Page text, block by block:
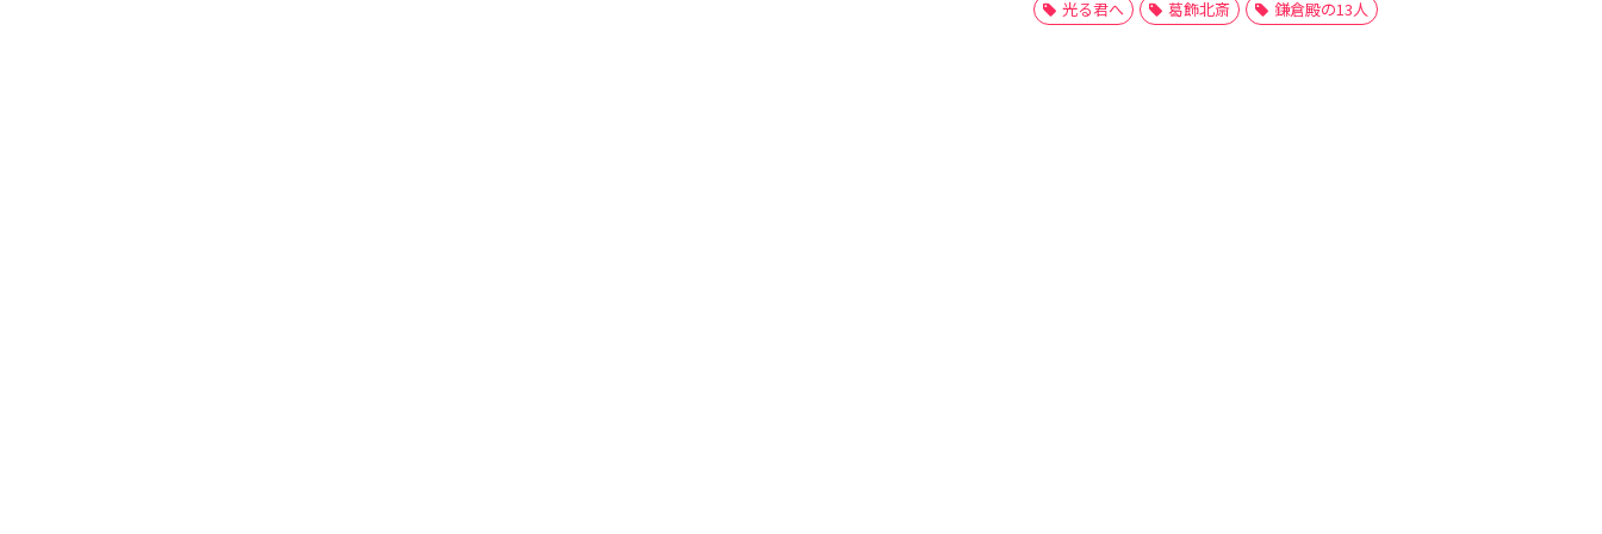
光る君へ 葛飾北斎 鎌倉殿の13人